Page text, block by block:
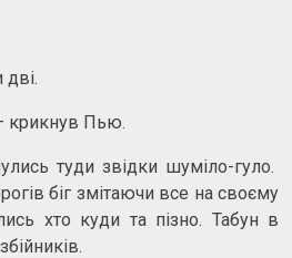
дві.
крикнув Пью.
туди звідки шуміло-гуло.
біг змітаючи все на своєму
хто куди та пізно. Табун в